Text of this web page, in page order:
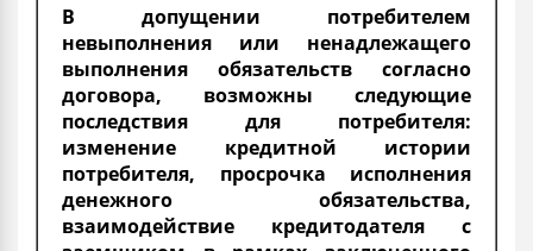
В допущении потребителем
невыполнения или ненадлежащего
выполнения обязательств согласно
договора, возможны следующие
последствия для потребителя:
изменение кредитной истории
потребителя, просрочка исполнения
денежного обязательства,
взаимодействие кредитодателя с